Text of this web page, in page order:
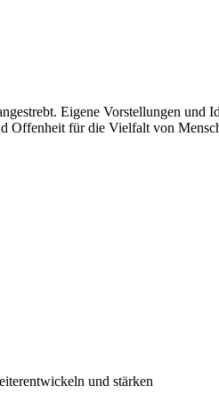
Eigene Vorstellungen und
Offenheit für die Vielfalt von
und stärken